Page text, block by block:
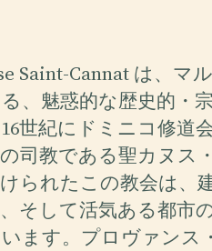
Saint-Cannat は、マ
、魅惑的な歴史的・
世紀にドミニコ修道
司教である聖カヌス
られたこの教会は、
そして活気ある都市
ます。プロヴァンス